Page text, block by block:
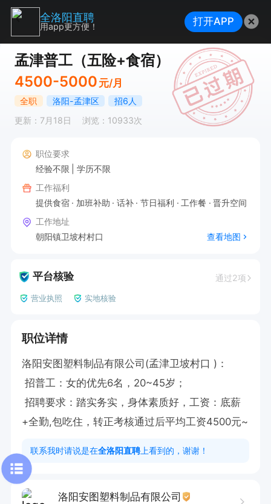
孟津普工（五险+食宿）
4500-5000 元/月
全职 洛阳-孟津区
招6人
更新：7月18日
浏览：10933次
职位要求
经验不限
学历不限
工作福利
提供食宿
加班补助 话补 节日福利 工作餐
晋升空间
工作地址
朝阳镇卫坡村村口
查看地图
平台核验 通过2项
营业执照 实地核验
职位详情
洛阳安图塑料制品有限公司(孟津卫坡村口 )：
招普工：女的优先6名，20~45岁；
招聘要求：踏实务实，身体素质好，工资：底薪
+全勤,包吃住，转正考核通过后平均工资4500元~
联系我时请说是在全洛阳直聘 上看到的，谢谢！
洛阳安图塑料制品有限公司
全洛阳直聘
用app更方便！ 打开APP